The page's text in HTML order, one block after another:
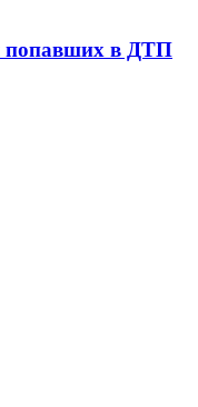
попавших в ДТП